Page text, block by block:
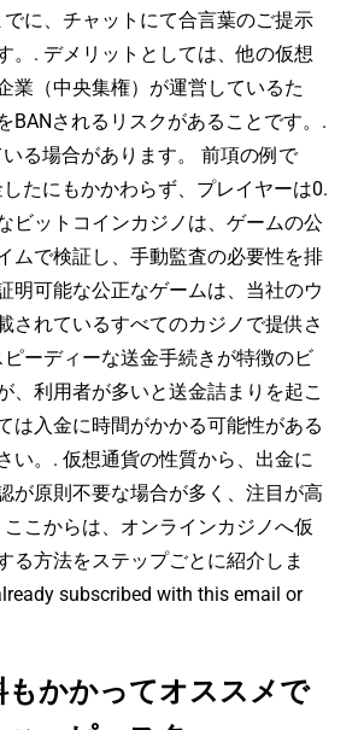
に、チャットにて合言葉のご提示
。. デメリットとしては、他の仮想
業（中央集権）が運営しているた
BANされるリスクがあることです。.
る場合があります。 前項の例で
たにもかかわらず、プレイヤーは0.
ビットコインカジノは、ゲームの公
ムで検証し、手動監査の必要性を排
明可能な公正なゲームは、当社のウ
されているすべてのカジノで提供さ
ーディーな送金手続きが特徴のビ
、利用者が多いと送金詰まりを起こ
は入金に時間がかかる可能性がある
い。. 仮想通貨の性質から、出金に
が原則不要な場合が多く、注目が高
ここからは、オンラインカジノへ仮
る方法をステップごとに紹介しま
subscribed with this email or
もかかってオススメで